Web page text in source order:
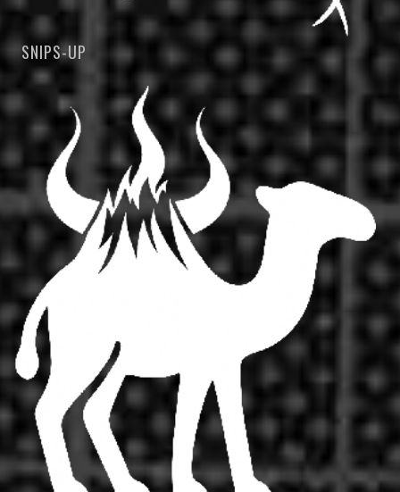
SNIPS-UP